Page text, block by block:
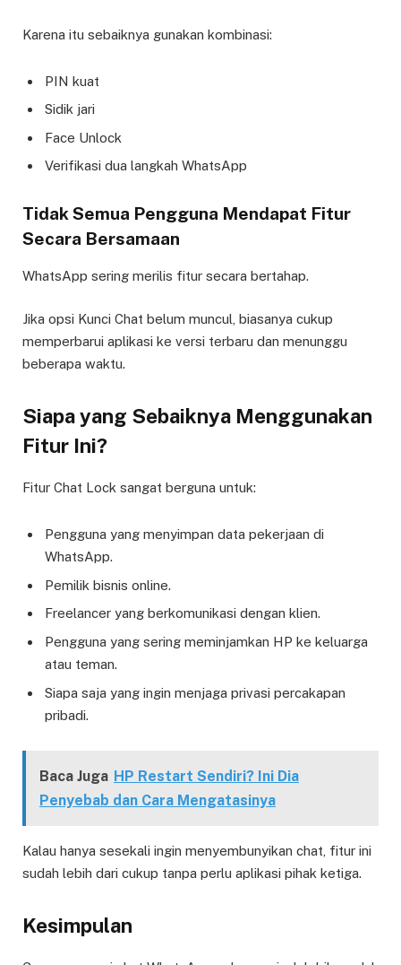
Karena itu sebaiknya gunakan kombinasi:
PIN kuat
Sidik jari
Face Unlock
Verifikasi dua langkah WhatsApp
Tidak Semua Pengguna Mendapat Fitur
Secara Bersamaan
WhatsApp sering merilis fitur secara bertahap.
Jika opsi Kunci Chat belum muncul, biasanya cukup
memperbarui aplikasi ke versi terbaru dan menunggu
beberapa waktu.
Siapa yang Sebaiknya Menggunakan
Fitur Ini?
Fitur Chat Lock sangat berguna untuk:
Pengguna yang menyimpan data pekerjaan di
WhatsApp.
Pemilik bisnis online.
Freelancer yang berkomunikasi dengan klien.
Pengguna yang sering meminjamkan HP ke keluarga
atau teman.
Siapa saja yang ingin menjaga privasi percakapan
pribadi.
Baca Juga HP Restart Sendiri? Ini Dia
Penyebab dan Cara Mengatasinya
Kalau hanya sesekali ingin menyembunyikan chat, fitur ini
sudah lebih dari cukup tanpa perlu aplikasi pihak ketiga.
Kesimpulan